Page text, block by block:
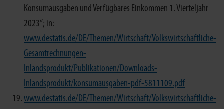
Konsumausgaben und Verfügbares Einkommen 1. Vierteljahr
2023“; in:
www.destatis.de/DE/Themen/Wirtschaft/Volkswirtschaftliche-
Gesamtrechnungen-
Inlandsprodukt/Publikationen/Downloads-
Inlandsprodukt/konsumausgaben-pdf-5811109.pdf
www.destatis.de/DE/Themen/Wirtschaft/Volkswirtschaftliche-